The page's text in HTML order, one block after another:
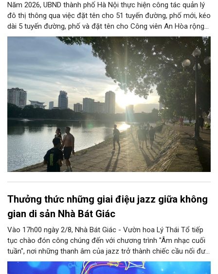
Năm 2026, UBND thành phố Hà Nội thực hiện công tác quản lý
đô thị thông qua việc đặt tên cho 51 tuyến đường, phố mới, kéo
dài 5 tuyến đường, phố và đặt tên cho Công viên An Hòa rộng
khoảng 27,78ha tại phường Cầu Giấy. Các tuyến đường được
đặt tên và điều chỉnh trải rộng từ các phường trung tâm đến
nhiều xã ngoại thành trên địa bàn Thủ đô...
Thưởng thức những giai điệu jazz giữa không
gian di sản Nhà Bát Giác
Vào 17h00 ngày 2/8, Nhà Bát Giác - Vườn hoa Lý Thái Tổ tiếp
tục chào đón công chúng đến với chương trình "Âm nhạc cuối
tuần", nơi những thanh âm của jazz trở thành chiếc cầu nối đưa
nhiều nền văn hóa gặp gỡ trong không gian di sản giữa lòng Thủ